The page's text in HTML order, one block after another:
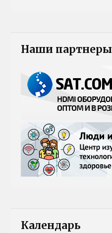
Наши партнеры
Календарь